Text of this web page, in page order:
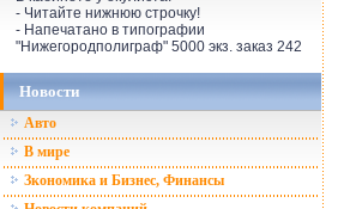
- Читайте нижнюю строчку!
- Напечатано в типографии
"Нижегородполиграф" 5000 экз. заказ 242
Новости
Авто
В мире
Зкономика и Бизнес, Финансы